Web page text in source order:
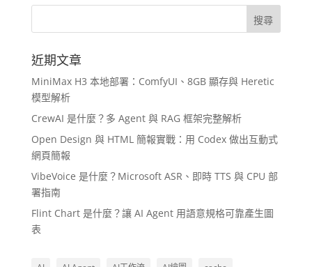
近期文章
MiniMax H3 本地部署：ComfyUI、8GB 顯存與 Heretic
模型解析
CrewAI 是什麼？多 Agent 與 RAG 框架完整解析
Open Design 與 HTML 簡報實戰：用 Codex 做出互動式
網頁簡報
VibeVoice 是什麼？Microsoft ASR、即時 TTS 與 CPU 部
署指南
Flint Chart 是什麼？讓 AI Agent 用語意規格可靠產生圖
表